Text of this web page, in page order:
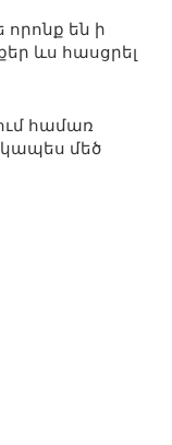
որոնք են ի
ևս հասցրել
համառ
մեծ